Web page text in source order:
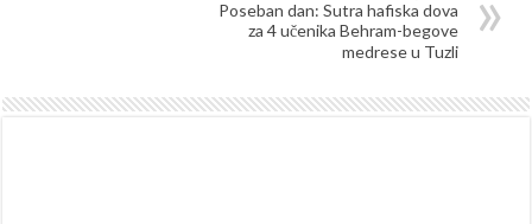
Poseban dan: Sutra hafiska dova
za 4 učenika Behram-begove
medrese u Tuzli